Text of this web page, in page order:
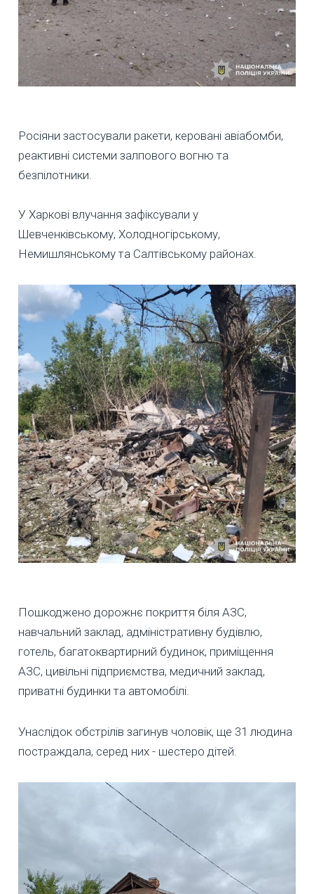
Росіяни застосували ракети, керовані авіабомби,
реактивні системи залпового вогню та
безпілотники.
У Харкові влучання зафіксували у
Шевченківському, Холодногірському,
Немишлянському та Салтівському районах.
Пошкоджено дорожнє покриття біля АЗС,
навчальний заклад, адміністративну будівлю,
готель, багатоквартирний будинок, приміщення
АЗС, цивільні підприємства, медичний заклад,
приватні будинки та автомобілі.
Унаслідок обстрілів загинув чоловік, ще 31 людина
постраждала, серед них - шестеро дітей.